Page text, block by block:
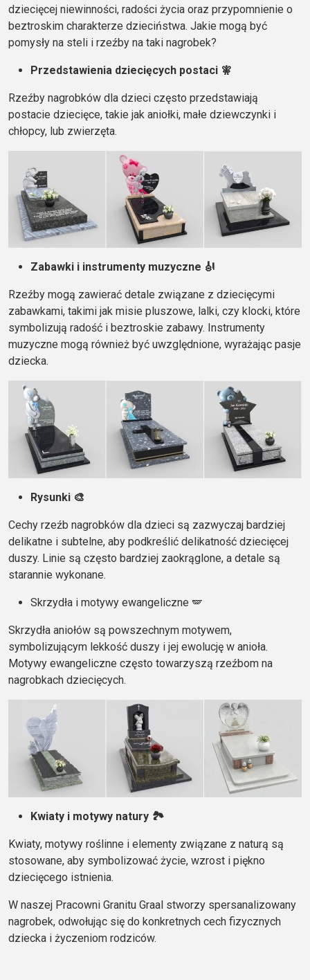
dziecięcej niewinności, radości życia oraz przypomnienie o
beztroskim charakterze dzieciństwa. Jakie mogą być
pomysły na steli i rzeźby na taki nagrobek?
Przedstawienia dziecięcych postaci 🧚
Rzeźby nagrobków dla dzieci często przedstawiają
postacie dziecięce, takie jak aniołki, małe dziewczynki i
chłopcy, lub zwierzęta.
Zabawki i instrumenty muzyczne 🎻
Rzeźby mogą zawierać detale związane z dziecięcymi
zabawkami, takimi jak misie pluszowe, lalki, czy klocki, które
symbolizują radość i beztroskie zabawy. Instrumenty
muzyczne mogą również być uwzględnione, wyrażając pasje
dziecka.
Rysunki 🎨
Cechy rzeźb nagrobków dla dzieci są zazwyczaj bardziej
delikatne i subtelne, aby podkreślić delikatność dziecięcej
duszy. Linie są często bardziej zaokrąglone, a detale są
starannie wykonane.
Skrzydła i motywy ewangeliczne 🪽
Skrzydła aniołów są powszechnym motywem,
symbolizującym lekkość duszy i jej ewolucję w anioła.
Motywy ewangeliczne często towarzyszą rzeźbom na
nagrobkach dziecięcych.
Kwiaty i motywy natury 🏞️
Kwiaty, motywy roślinne i elementy związane z naturą są
stosowane, aby symbolizować życie, wzrost i piękno
dziecięcego istnienia.
W naszej Pracowni Granitu Graal stworzy spersanalizowany
nagrobek, odwołując się do konkretnych cech fizycznych
dziecka i życzeniom rodziców.